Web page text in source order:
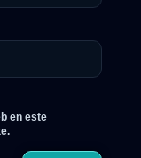
en este